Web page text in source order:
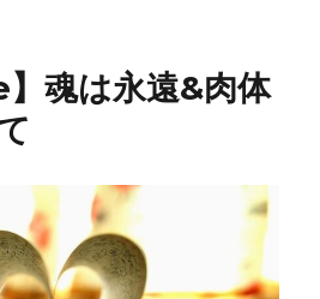
】魂は永遠&肉体